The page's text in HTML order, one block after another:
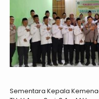
Sementara Kepala